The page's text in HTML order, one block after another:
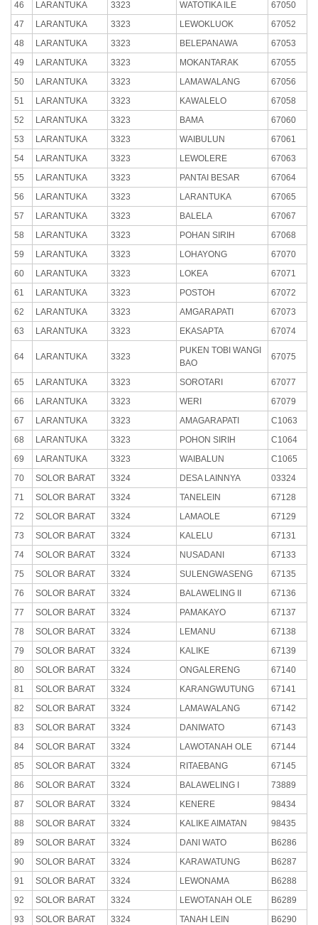
46 LARANTUKA 3323 WATOTIKA ILE
67050
47
LARANTUKA 3323 LEWOKLUOK
67052
48
LARANTUKA 3323 BELEPANAWA
67053
49
LARANTUKA 3323 MOKANTARAK
67055
50
LARANTUKA 3323 LAMAWALANG
67056
51
LARANTUKA 3323 KAWALELO
67058
52
LARANTUKA 3323 BAMA
67060
53
LARANTUKA 3323 WAIBULUN
67061
54
LARANTUKA 3323 LEWOLERE
67063
55
LARANTUKA 3323 PANTAI BESAR
67064
56
LARANTUKA 3323 LARANTUKA
67065
57
LARANTUKA 3323 BALELA
67067
58
LARANTUKA 3323 POHAN SIRIH
67068
59
LARANTUKA 3323 LOHAYONG
67070
60
LARANTUKA 3323 LOKEA
67071
61
LARANTUKA 3323 POSTOH
67072
62
LARANTUKA 3323 AMGARAPATI
67073
63
LARANTUKA 3323 EKASAPTA 67074
64 LARANTUKA 3323
PUKEN TOBI WANGI
BAO
67075
65 LARANTUKA 3323 SOROTARI
67077
66
LARANTUKA 3323 WERI
67079
67
LARANTUKA 3323 AMAGARAPATI
C1063
68
LARANTUKA 3323 POHON SIRIH
C1064
69
LARANTUKA 3323 WAIBALUN
C1065
70
SOLOR BARAT 3324 DESA LAINNYA
03324
71
SOLOR BARAT 3324 TANELEIN
67128
72
SOLOR BARAT 3324 LAMAOLE
67129
73
SOLOR BARAT 3324 KALELU
67131
74
SOLOR BARAT 3324 NUSADANI
67133
75
SOLOR BARAT 3324 SULENGWASENG
67135
76
SOLOR BARAT 3324 BALAWELING II
67136
77
SOLOR BARAT 3324 PAMAKAYO
67137
78
SOLOR BARAT 3324 LEMANU
67138
79
SOLOR BARAT 3324 KALIKE
67139
80
SOLOR BARAT 3324 ONGALERENG
67140
81
SOLOR BARAT 3324 KARANGWUTUNG
67141
82
SOLOR BARAT 3324 LAMAWALANG
67142
83
SOLOR BARAT 3324 DANIWATO
67143
84
SOLOR BARAT 3324 LAWOTANAH OLE
67144
85
SOLOR BARAT 3324 RITAEBANG
67145
86
SOLOR BARAT 3324 BALAWELING I
73889
87
SOLOR BARAT 3324 KENERE
98434
88
SOLOR BARAT 3324 KALIKE AIMATAN
98435
89
SOLOR BARAT 3324 DANI WATO
B6286
90
SOLOR BARAT 3324 KARAWATUNG
B6287
91
SOLOR BARAT 3324 LEWONAMA
B6288
92
SOLOR BARAT 3324 LEWOTANAH OLE
B6289
93
SOLOR BARAT 3324 TANAH LEIN
B6290